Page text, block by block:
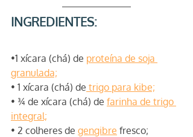
INGREDIENTES:
•1 xícara (chá) de proteína de soja
granulada;
• 1 xícara (chá) de trigo para kibe;
• ¾ de xícara (chá) de farinha de trigo
integral;
• 2 colheres de gengibre fresco;